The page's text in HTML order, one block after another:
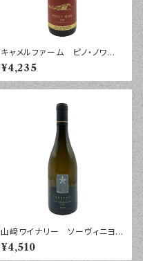
キャメルファーム ピノ・ノワー
ル フジモトヴィンヤード ２０
２４年 ７５０ｍｌ
¥4,235
山﨑ワイナリー ソーヴィニヨ
ン・ブラン フォレスト ２０２５
年 ７５０ｍｌ
¥4,510